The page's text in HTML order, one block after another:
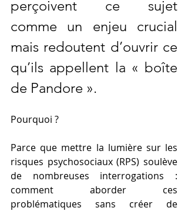
perçoivent ce sujet
comme un enjeu crucial
mais redoutent d’ouvrir ce
qu’ils appellent la « boîte
de Pandore ».
Pourquoi ?
Parce que mettre la lumière sur les
risques psychosociaux (RPS) soulève
de nombreuses interrogations :
comment aborder ces
problématiques sans créer de